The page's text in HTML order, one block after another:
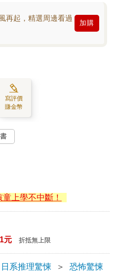
再起，精選周邊看過
加購
寫評價
賺金幣
上學不中斷！
元 折抵無上限
日系推理驚悚 ＞ 恐怖驚悚